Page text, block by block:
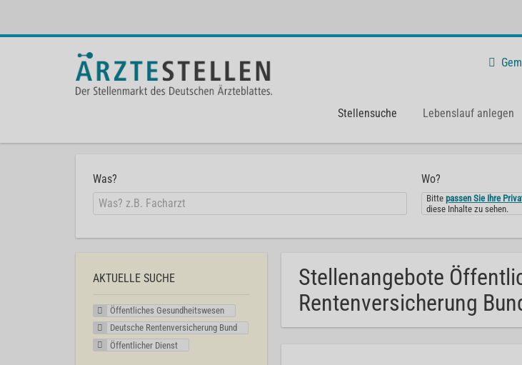
Stellensuche Lebenslauf anlegen
Was? Wo?
Bittepassen Sie Ihre
diese Inhalte zu sehen.
Stellenangebote
Rentenversicherung
AKTUELLE SUCHE
Öffentliches Gesundheitswesen
Deutsche Rentenversicherung Bund
Öffentlicher Dienst